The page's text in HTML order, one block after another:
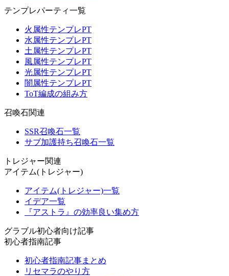
テンプレパーティ一覧
火属性テンプレPT
水属性テンプレPT
土属性テンプレPT
風属性テンプレPT
光属性テンプレPT
闇属性テンプレPT
ToT編成の組み方
召喚石関連
SSR召喚石一覧
サブ加護持ち召喚石一覧
トレジャー関連
アイテム(トレジャー)
アイテム(トレジャー)一覧
イデア一覧
『アストラ』の効率良い集め方
グラブル初心者向け記事
初心者指南記事
初心者指南記事まとめ
リセマラのやり方